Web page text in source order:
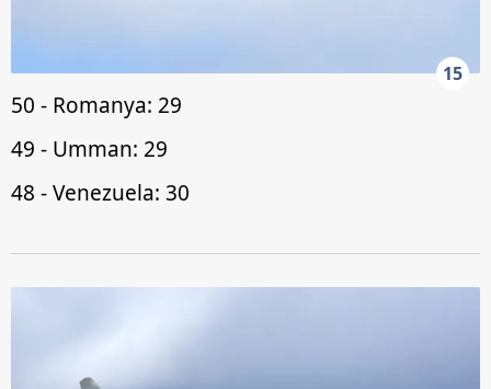
15
50 - Romanya: 29
49 - Umman: 29
48 - Venezuela: 30